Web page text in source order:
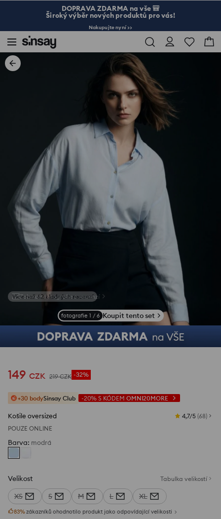
DOPRAVA ZDARMA na vše 🎒
Široký výběr nových produktů pro vás!
Nakupujte nyní >>
Zobrazit fotografie z recenzí
fotografie 1 / 6 Koupit tento set
149 CZK 219 CZK -32%
+30 bodySinsay Club -20% S KÓDEM OMNI20MORE
Košile oversized 4,7/5 (68)
POUZE ONLINE
Barva: modrá
Velikost Tabulka velikostí
XS S M L XL
83%zákazníků ohodnotilo produkt jako odpovídající velikosti